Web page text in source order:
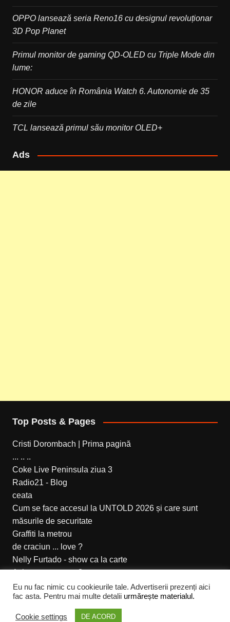
OPPO lansează seria Reno16 cu designul revoluționar
3D Pop Planet
Primul monitor de gaming QD-OLED cu Triple Mode din
lume:
HONOR aduce în România Watch 6. Autonomie de 35
de zile
TCL lansează primul său monitor OLED+
Ads
Top Posts & Pages
Cristi Dorombach | Prima pagină
... .. ..
Coke Live Peninsula ziua 3
Radio21 - Blog
ceata
Cum se face accesul la UNTOLD 2026 și care sunt
măsurile de securitate
Graffiti la metrou
de craciun ... love ?
Nelly Furtado - show ca la carte
Azi noapte a tunat?
Cream Magazine pentru Cristi Dorombach
Eu nu fac nimic cu cookieurile tale. Advertiserii prezenți aici
fac asta. Pentru mai multe detalii urmărește materialul.
Cookie settings DE ACORD